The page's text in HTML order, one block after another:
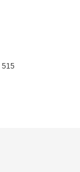
515